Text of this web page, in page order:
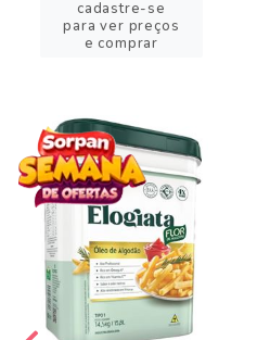
cadastre-se
para ver preços
e comprar